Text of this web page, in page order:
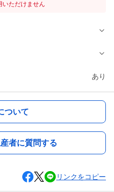
いただけません
あり
ついて
者に質問する
リンクをコピー